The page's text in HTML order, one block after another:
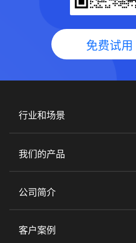
免费试用
行业和场景
行业解决方案
培训机构 职业技能培训
金融行业
我们的产品
产品
小程序商城 ERP
社群圈子
公司简介
客户案例